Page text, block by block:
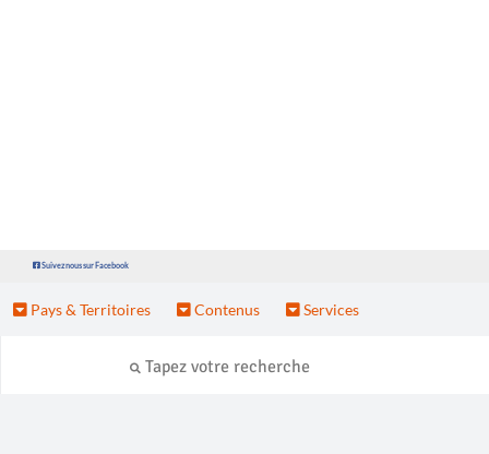
Suivez nous sur Facebook
Pays & Territoires Contenus Services